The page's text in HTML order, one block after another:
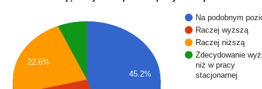
Na podobnym
Raczej wyższą
Raczej niższą
Zdecydowanie
niż w pracy
stacjonarnej
45.2%
22.6%